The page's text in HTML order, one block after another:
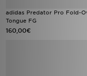
adidas Predator Pro Fold-
Tongue FG
160,00€